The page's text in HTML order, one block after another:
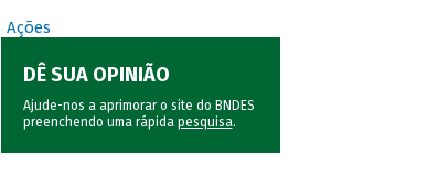
Ações
DÊ SUA OPINIÃO
Ajude-nos a aprimorar o site do BNDES
preenchendo uma rápida pesquisa.